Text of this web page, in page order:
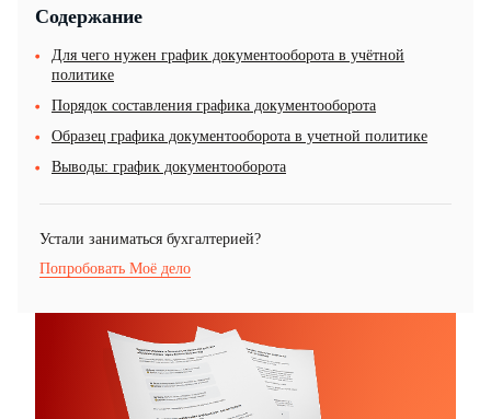
Содержание
Для чего нужен график документооборота в учётной
политике
Порядок составления графика документооборота
Образец графика документооборота в учетной политике
Выводы: график документооборота
Устали заниматься бухгалтерией?
Попробовать Моё дело